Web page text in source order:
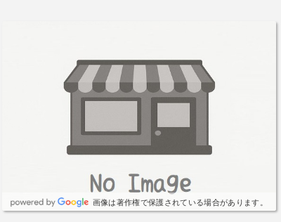
画像は著作権で保護されている場合があります。